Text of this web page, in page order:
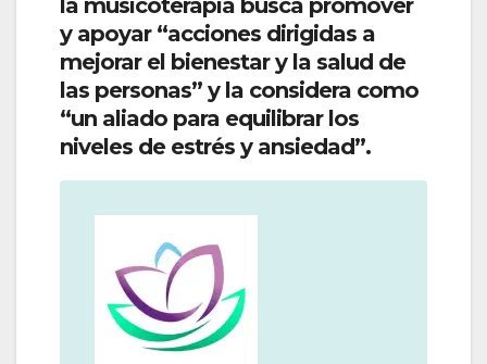
la musicoterapia busca promover
y apoyar “acciones dirigidas a
mejorar el bienestar y la salud de
las personas” y la considera como
“un aliado para equilibrar los
niveles de estrés y ansiedad”.